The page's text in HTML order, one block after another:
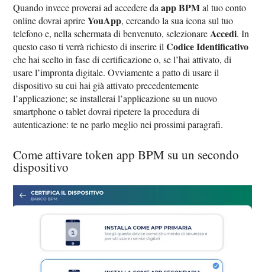
Quando invece proverai ad accedere daapp BPMal tuo conto
online dovrai aprireYouApp, cercando la sua icona sul tuo
telefono e, nella schermata di benvenuto, selezionareAccedi. In
questo caso ti verrà richiesto di inserire ilCodice Identificativo
che hai scelto in fase di certificazione o, se l’hai attivato, di
usare l’impronta digitale. Ovviamente a patto di usare il
dispositivo su cui hai già attivato precedentemente
l’applicazione; se installerai l’applicazione su un nuovo
smartphone o tablet dovrai ripetere la procedura di
autenticazione: te ne parlo meglio nei prossimi paragrafi.
Come attivare token app BPM su un secondo
dispositivo